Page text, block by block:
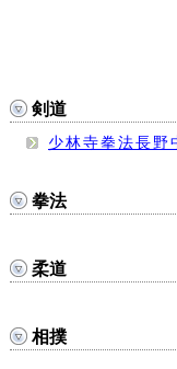
剣道
少林寺拳法長野
拳法
柔道
相撲